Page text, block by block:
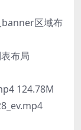
区域布
布局
124.78M